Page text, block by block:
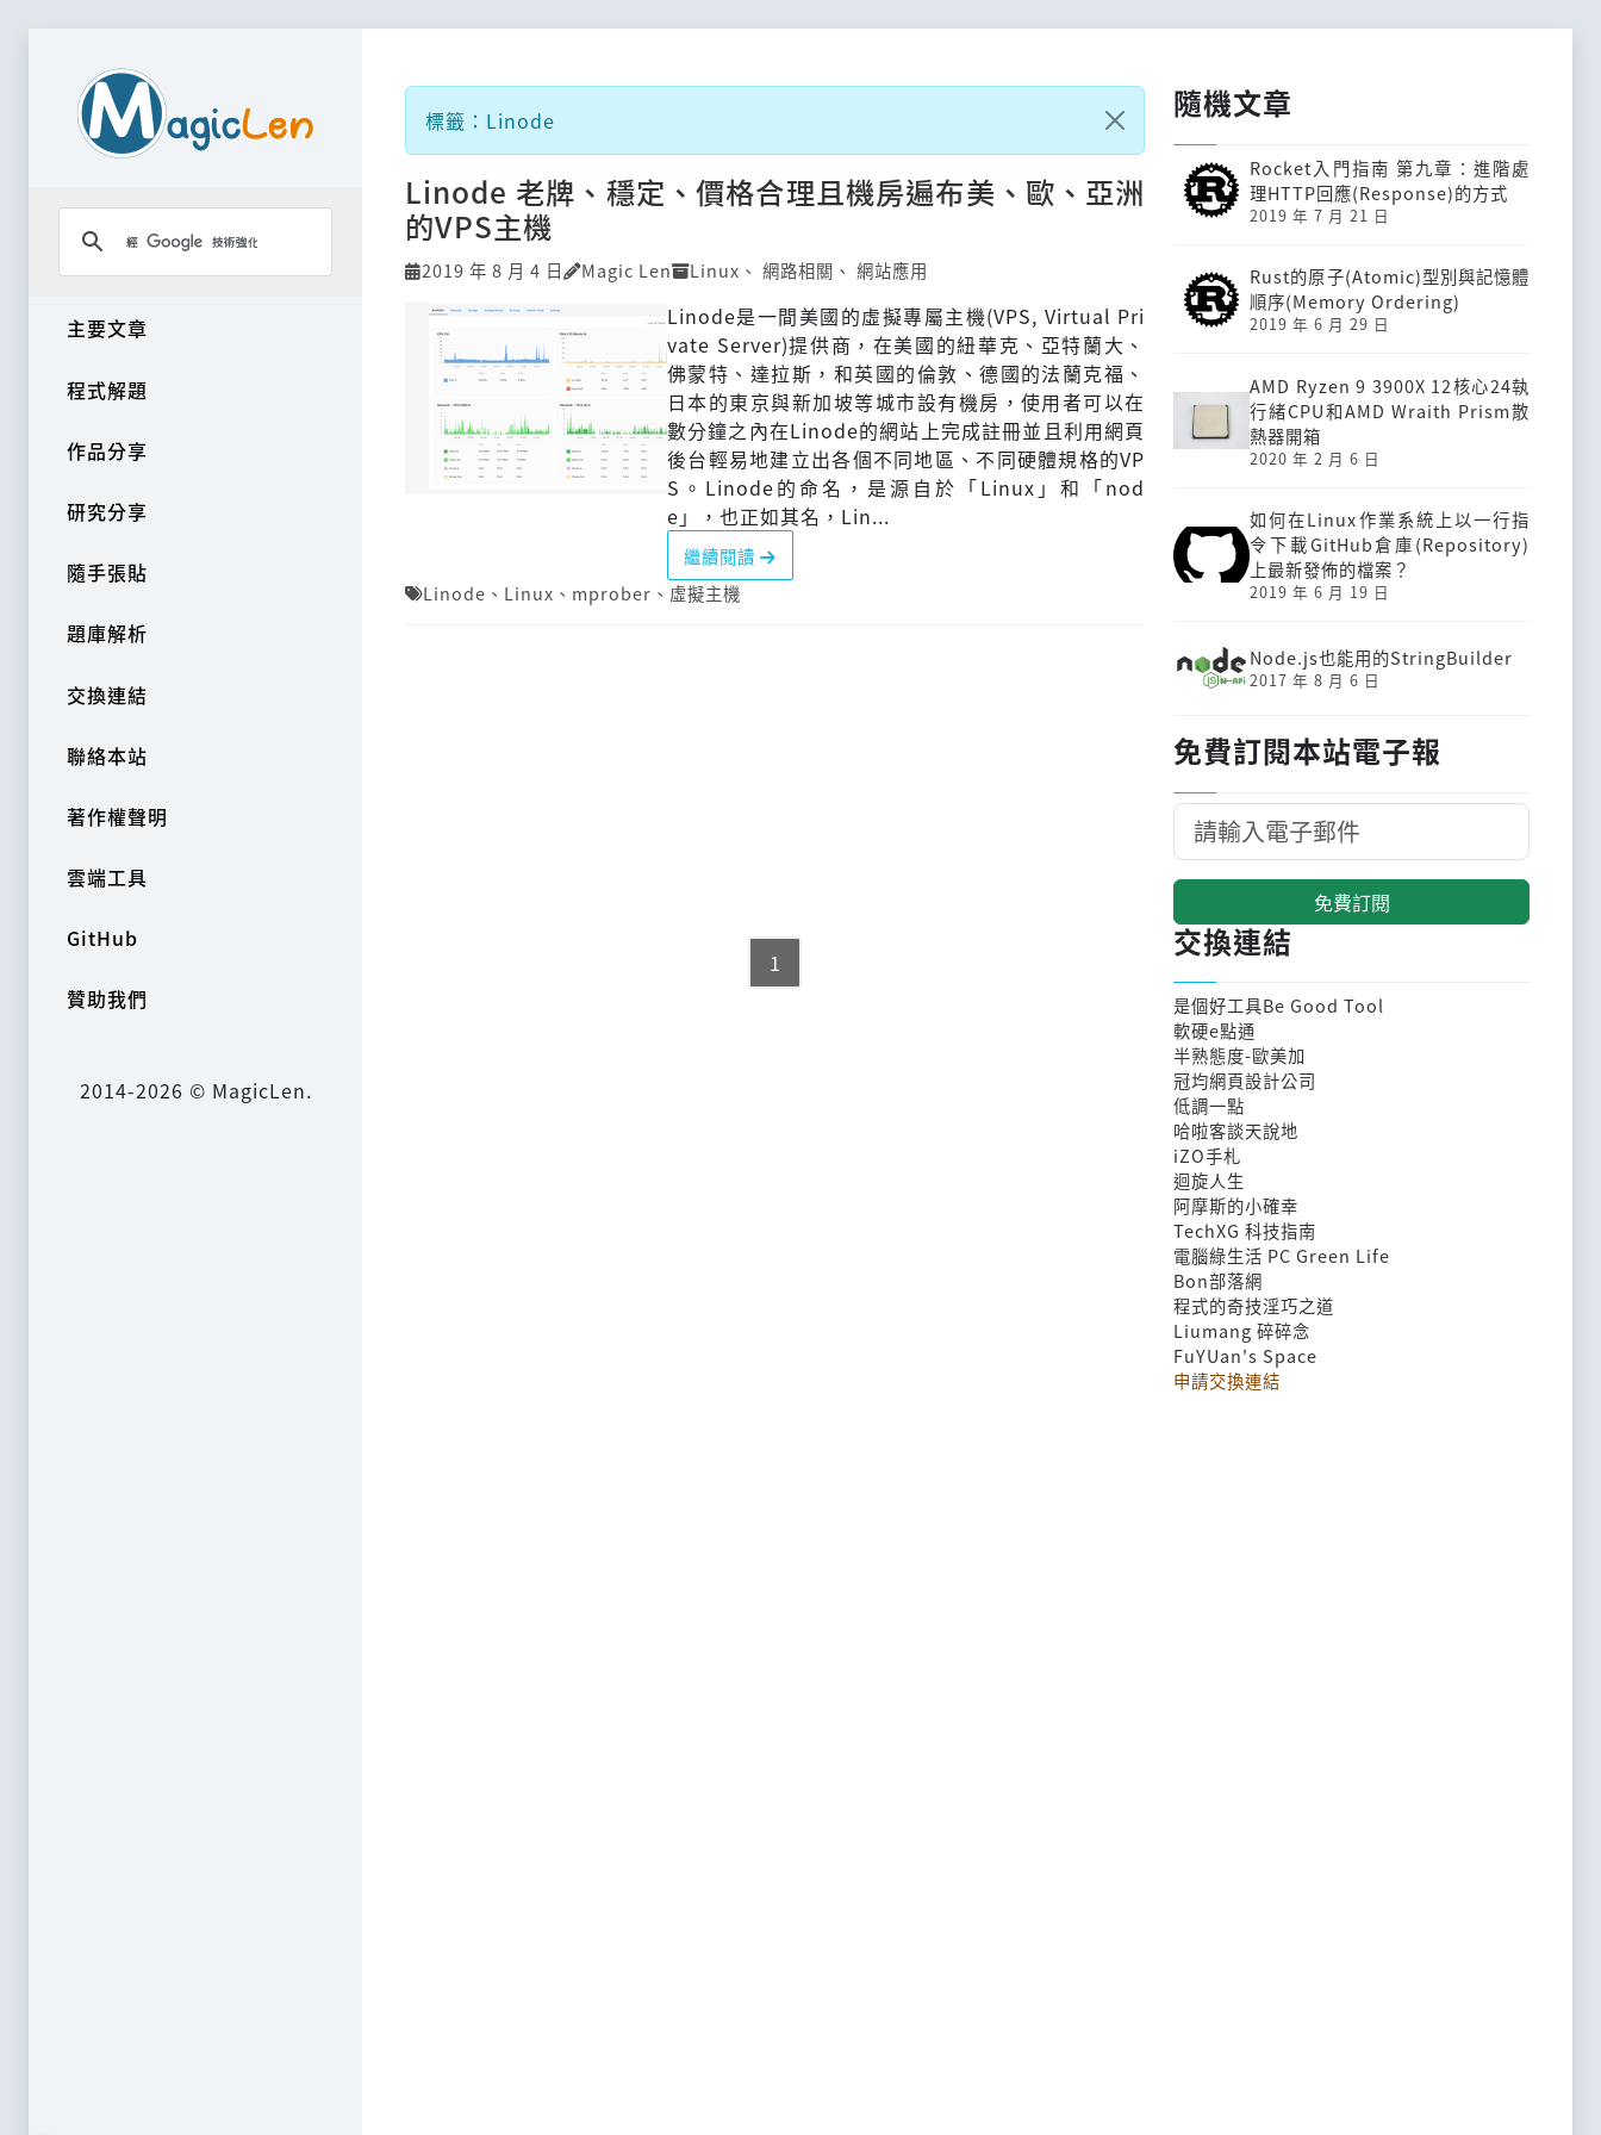
主要文章
程式解題
作品分享
研究分享
隨手張貼
題庫解析
交換連結
聯絡本站
著作權聲明
雲端工具
GitHub
贊助我們
2014-2026 © MagicLen.
標籤：Linode
Linode 老牌、穩定、價格合理且機房遍布美、歐、亞洲
的VPS主機
2019 年 8 月 4 日 Magic Len Linux 、 網路相關 、 網站應用
Linode是一間美國的虛擬專屬主機(VPS, Virtual Pri
vate Server)提供商，在美國的紐華克、亞特蘭大、
佛蒙特、達拉斯，和英國的倫敦、德國的法蘭克福、
日本的東京與新加坡等城市設有機房，使用者可以在
數分鐘之內在Linode的網站上完成註冊並且利用網頁
後台輕易地建立出各個不同地區、不同硬體規格的VP
S。Linode的命名，是源自於「Linux」和「nod
e」，也正如其名，Lin...
繼續閱讀
Linode 、 Linux 、 mprober 、 虛擬主機
1
隨機文章
Rocket入門指南 第九章：進階處
理HTTP回應(Response)的方式
2019 年 7 月 21 日
Rust的原子(Atomic)型別與記憶體
順序(Memory Ordering)
2019 年 6 月 29 日
AMD Ryzen 9 3900X 12核心24執
行緒CPU和AMD Wraith Prism散
熱器開箱
2020 年 2 月 6 日
如何在Linux作業系統上以一行指
令下載GitHub倉庫(Repository)
上最新發佈的檔案？
2019 年 6 月 19 日
Node.js也能用的StringBuilder
2017 年 8 月 6 日
免費訂閱本站電子報
免費訂閱
交換連結
是個好工具Be Good Tool
軟硬e點通
半熟態度-歐美加
冠均網頁設計公司
低調一點
哈啦客談天說地
iZO手札
迴旋人生
阿摩斯的小確幸
TechXG 科技指南
電腦綠生活 PC Green Life
Bon部落網
程式的奇技淫巧之道
Liumang 碎碎念
FuYUan's Space
申請交換連結